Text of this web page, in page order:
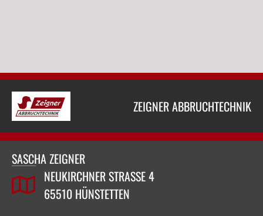
ZEIGNER ABBRUCHTECHNIK
SASCHA ZEIGNER
NEUKIRCHNER STRASSE 4
65510 HÜNSTETTEN